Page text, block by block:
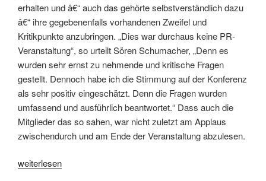
erhalten und â€“ auch das gehörte selbstverständlich dazu
â€“ ihre gegebenenfalls vorhandenen Zweifel und
Kritikpunkte anzubringen. „Dies war durchaus keine PR-
Veranstaltung“, so urteilt Sören Schumacher, „Denn es
wurden sehr ernst zu nehmende und kritische Fragen
gestellt. Dennoch habe ich die Stimmung auf der Konferenz
als sehr positiv eingeschätzt. Denn die Fragen wurden
umfassend und ausführlich beantwortet.“ Dass auch die
Mitglieder das so sahen, war nicht zuletzt am Applaus
zwischendurch und am Ende der Veranstaltung abzulesen.
„Gute
weiterlesen